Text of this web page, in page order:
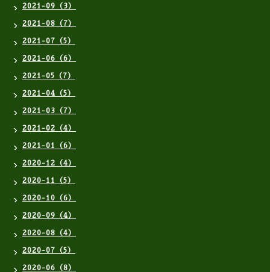
2021-09（3）
2021-08（7）
2021-07（5）
2021-06（6）
2021-05（7）
2021-04（5）
2021-03（7）
2021-02（4）
2021-01（6）
2020-12（4）
2020-11（5）
2020-10（6）
2020-09（4）
2020-08（4）
2020-07（5）
2020-06（8）